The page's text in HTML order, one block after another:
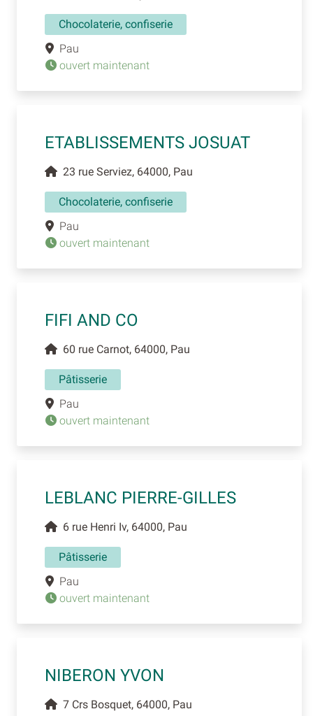
Chocolaterie, confiserie
Pau
ouvert maintenant
ETABLISSEMENTS JOSUAT
23 rue Serviez, 64000, Pau
Chocolaterie, confiserie
Pau
ouvert maintenant
FIFI AND CO
60 rue Carnot, 64000, Pau
Pâtisserie
Pau
ouvert maintenant
LEBLANC PIERRE-GILLES
6 rue Henri Iv, 64000, Pau
Pâtisserie
Pau
ouvert maintenant
NIBERON YVON
7 Crs Bosquet, 64000, Pau